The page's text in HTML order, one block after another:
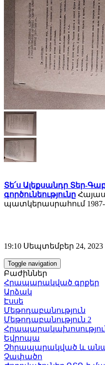
Տե՛ս Ալեքսանդր Տեր-
գործունեությունը
պատկերասրահում 1987-
19:10 Սեպտեմբեր 24, 2023
Toggle navigation
Բաժիններ
Հրապարակված գրքեր
Արձակ
Էսսե
Մեթոդաբանություն
Մեթոդաբանություն 2
Եվրոպա
Չհրապարակված և
Չափածո